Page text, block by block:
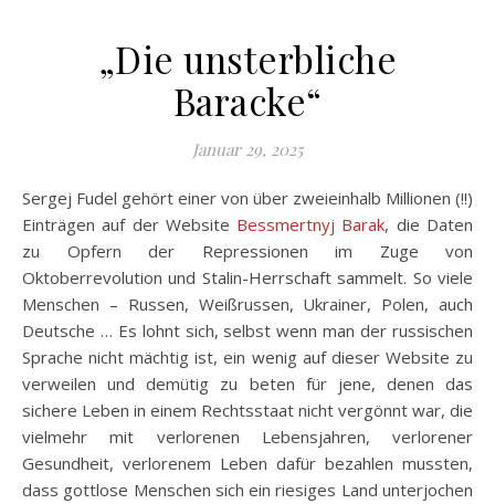
„Die unsterbliche
Baracke“
Januar 29, 2025
Sergej Fudel gehört einer von über zweieinhalb Millionen (!!)
Einträgen auf der Website Bessmertnyj Barak, die Daten
zu Opfern der Repressionen im Zuge von
Oktoberrevolution und Stalin-Herrschaft sammelt. So viele
Menschen – Russen, Weißrussen, Ukrainer, Polen, auch
Deutsche … Es lohnt sich, selbst wenn man der russischen
Sprache nicht mächtig ist, ein wenig auf dieser Website zu
verweilen und demütig zu beten für jene, denen das
sichere Leben in einem Rechtsstaat nicht vergönnt war, die
vielmehr mit verlorenen Lebensjahren, verlorener
Gesundheit, verlorenem Leben dafür bezahlen mussten,
dass gottlose Menschen sich ein riesiges Land unterjochen